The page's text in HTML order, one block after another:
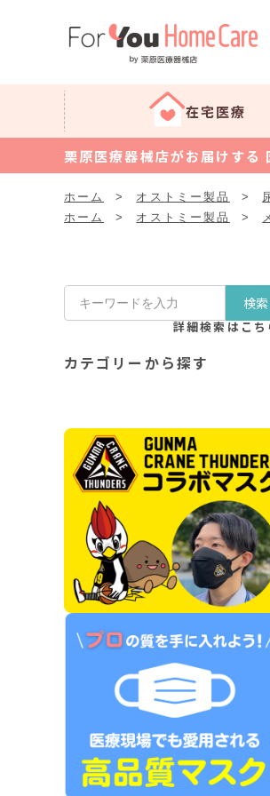
在宅医療
栗原医療器械店がお届けする
ホーム > オストミー製品 >
ホーム
> オストミー製品 >
検索
詳細検索はこ
カテゴリーから探す